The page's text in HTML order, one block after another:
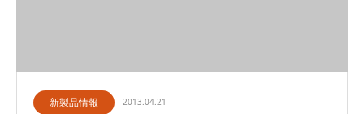
新製品情報 2013.04.21